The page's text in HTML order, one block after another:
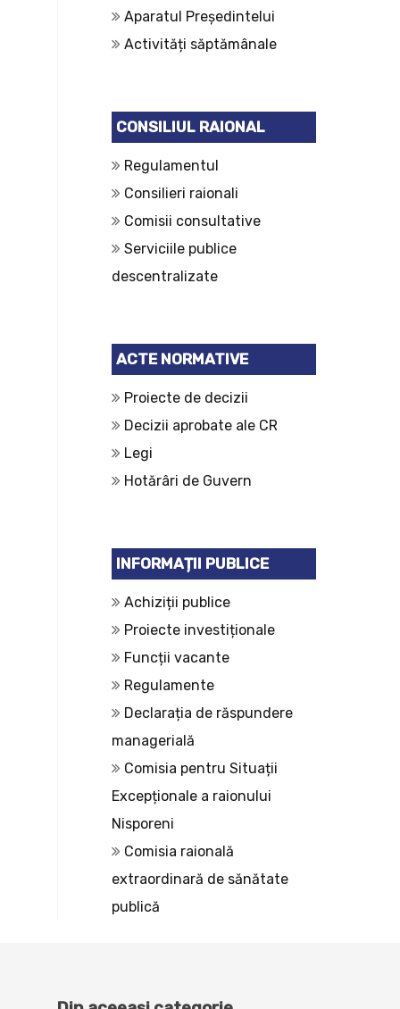
Aparatul Președintelui
Activități săptămânale
CONSILIUL RAIONAL
Regulamentul
Consilieri raionali
Comisii consultative
Serviciile publice
descentralizate
ACTE NORMATIVE
Proiecte de decizii
Decizii aprobate ale CR
Legi
Hotărâri de Guvern
INFORMAȚII PUBLICE
Achiziții publice
Proiecte investiționale
Funcții vacante
Regulamente
Declarația de răspundere
managerială
Comisia pentru Situații
Excepționale a raionului
Nisporeni
Comisia raională
extraordinară de sănătate
publică